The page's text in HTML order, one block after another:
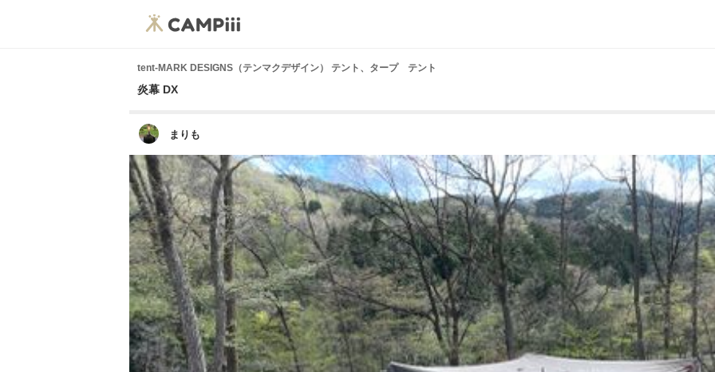
tent-MARK DESIGNS（テンマクデザイン） テント、タープ テント
炎幕 DX
まりも